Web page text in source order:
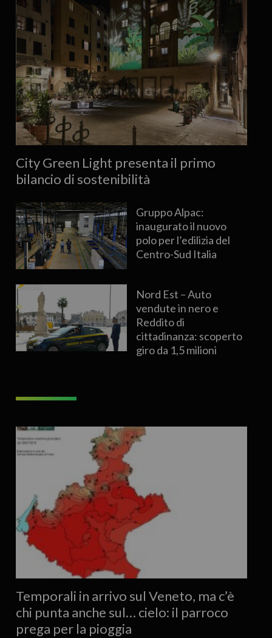
City Green Light presenta il primo
bilancio di sostenibilità
Gruppo Alpac:
inaugurato il nuovo
polo per l’edilizia del
Centro-Sud Italia
Nord Est – Auto
vendute in nero e
Reddito di
cittadinanza: scoperto
giro da 1,5 milioni
Temporali in arrivo sul Veneto, ma c’è
chi punta anche sul… cielo: il parroco
prega per la pioggia